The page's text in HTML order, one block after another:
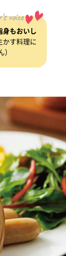
voice
身もおいし
かす料理に